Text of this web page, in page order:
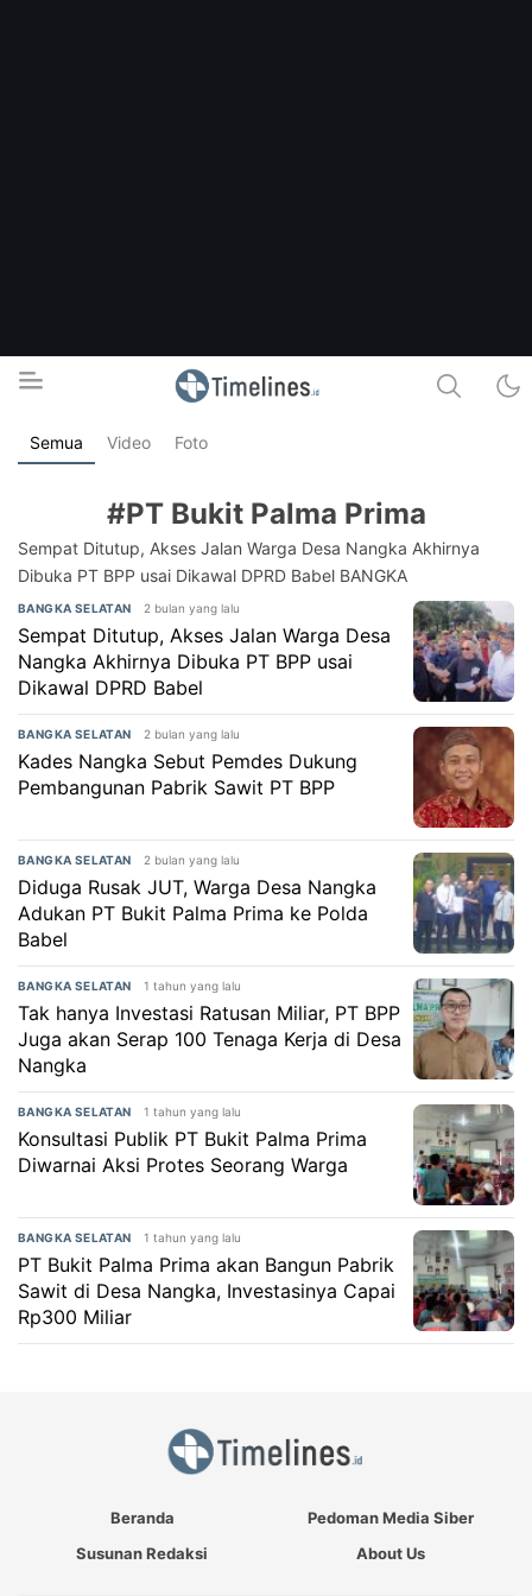
Timelines.id
Media Literasi, Sejarah & Budaya
Semua Video Foto
#PT Bukit Palma Prima
Sempat Ditutup, Akses Jalan Warga Desa Nangka Akhirnya
Dibuka PT BPP usai Dikawal DPRD Babel BANGKA
BANGKA SELATAN 2 bulan yang lalu
Sempat Ditutup, Akses Jalan Warga Desa
Nangka Akhirnya Dibuka PT BPP usai
Dikawal DPRD Babel
BANGKA SELATAN 2 bulan yang lalu
Kades Nangka Sebut Pemdes Dukung
Pembangunan Pabrik Sawit PT BPP
BANGKA SELATAN 2 bulan yang lalu
Diduga Rusak JUT, Warga Desa Nangka
Adukan PT Bukit Palma Prima ke Polda
Babel
BANGKA SELATAN 1 tahun yang lalu
Tak hanya Investasi Ratusan Miliar, PT BPP
Juga akan Serap 100 Tenaga Kerja di Desa
Nangka
BANGKA SELATAN 1 tahun yang lalu
Konsultasi Publik PT Bukit Palma Prima
Diwarnai Aksi Protes Seorang Warga
BANGKA SELATAN 1 tahun yang lalu
PT Bukit Palma Prima akan Bangun Pabrik
Sawit di Desa Nangka, Investasinya Capai
Rp300 Miliar
Beranda
Pedoman Media Siber
Susunan Redaksi
About Us